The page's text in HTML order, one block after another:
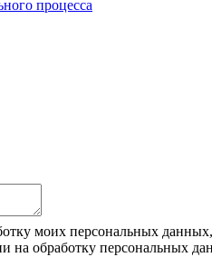
процесса
моих персональных
на обработку персональных